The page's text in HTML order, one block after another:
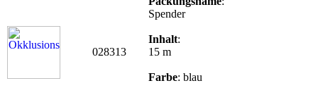
028313
Spender
Inhalt:
15 m
Farbe: blau